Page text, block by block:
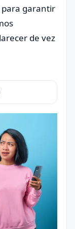
para garantir
de vez